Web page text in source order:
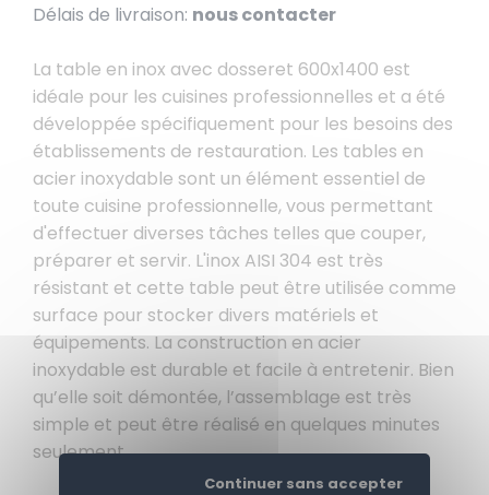
Délais de livraison: nous contacter
La table en inox avec dosseret 600x1400 est
idéale pour les cuisines professionnelles et a été
développée spécifiquement pour les besoins des
établissements de restauration. Les tables en
acier inoxydable sont un élément essentiel de
toute cuisine professionnelle, vous permettant
d'effectuer diverses tâches telles que couper,
préparer et servir. L'inox AISI 304 est très
résistant et cette table peut être utilisée comme
surface pour stocker divers matériels et
équipements. La construction en acier
inoxydable est durable et facile à entretenir. Bien
qu’elle soit démontée, l’assemblage est très
simple et peut être réalisé en quelques minutes
seulement.
Continuer sans accepter